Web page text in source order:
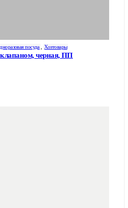
посуда Хозтовары
черная, ПП